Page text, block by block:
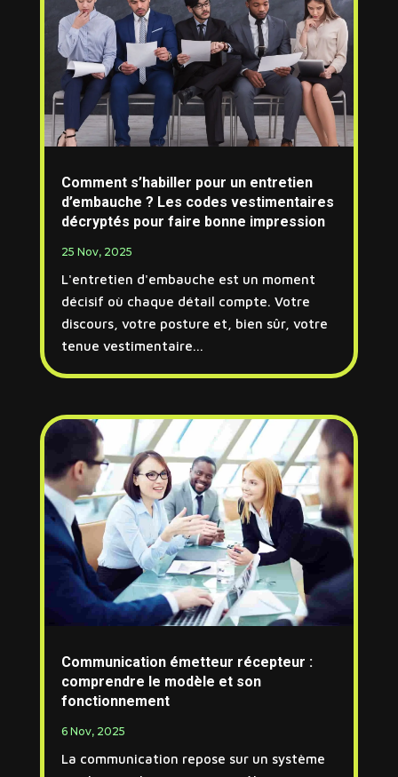
Comment s’habiller pour un entretien
d’embauche ? Les codes vestimentaires
décryptés pour faire bonne impression
25 Nov, 2025
L'entretien d'embauche est un moment
décisif où chaque détail compte. Votre
discours, votre posture et, bien sûr, votre
tenue vestimentaire...
Communication émetteur récepteur :
comprendre le modèle et son
fonctionnement
6 Nov, 2025
La communication repose sur un système